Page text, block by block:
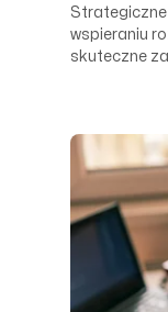
Strategiczne
wspieraniu
skuteczne